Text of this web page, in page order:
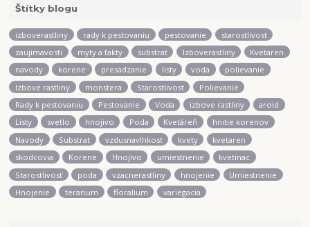
Štítky blogu
izboverastliny rady k pestovaniu pestovanie
starostlivost
zaujimavosti
myty a fakty substrat Izboverastliny
Kvetaren
navody
korene presadzanie listy voda
polievanie
Izbove rastliny
monstera Starostlivost
Polievanie
Rady k pestovaniu
Pestovanie Voda izbove rastliny
aroid
Listy
svetlo hnojivo Poda Kvetáreň
hnitie korenov
Navody
Substrat vzdusnavlhkost kvety
kvetaren
skodcovia
Korene Hnojivo umiestnenie
kvetinac
Starostlivosť
poda vzacnerastliny hnojenie
Umiestnenie
Hnojenie
terarium floralium variegacia